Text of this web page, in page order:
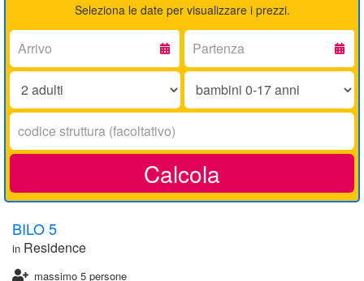
Seleziona le date per visualizzare i prezzi.
Arrivo:
Partenza:
Adulti:
Bambini
17
Codice
struttura:
Calcola
BILO 5
in Residence
massimo 5 persone